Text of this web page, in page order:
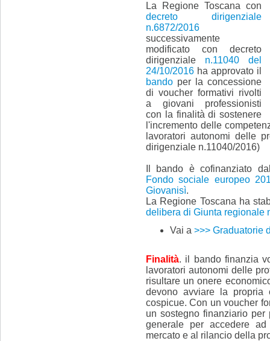
La Regione Toscana con
decreto dirigenziale
n.6872/2016
successivamente
modificato con decreto
dirigenziale n.11040 del
24/10/2016 ha approvato il
bando per la concessione
di voucher formativi rivolti
a giovani professionisti
con la finalità di sostenere
l'incremento delle
lavoratori autonomi delle
dirigenziale n.11040/2016)
Il bando è cofinanziato
Fondo sociale europeo
Giovanisì.
La Regione Toscana ha
delibera di Giunta regionale
Vai a >>> Graduatorie
Finalità. il bando finanzia
lavoratori autonomi delle
risultare un onere
devono avviare la propria
cospicue. Con un voucher
un sostegno finanziario
generale per accedere
mercato e al rilancio della